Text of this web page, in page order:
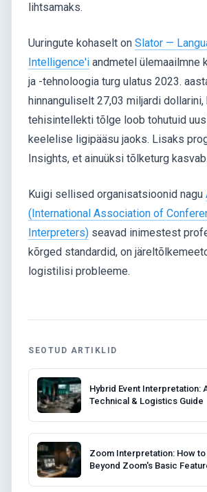
lihtsamaks.
Uuringute kohaselt on Slator —
Intelligence'i andmetel ülemaailmne
ja -tehnoloogia turg ulatus 2023.
hinnanguliselt 27,03 miljardi dollarini,
tehisintellekti tõlge loob tohutuid
keelelise ligipääsu jaoks. Lisaks
Insights, et ainuüksi tõlketurg kasvab.
Kuigi sellised organisatsioonid nagu
(International Association of
Interpreters) seavad inimestest
kõrged standardid, on
logistilisi probleeme.
SEOTUD ARTIKLID
Hybrid Event Interpretation:
Technical & Logistics Guide
Zoom Interpretation: How to
Beyond Zoom's Basic